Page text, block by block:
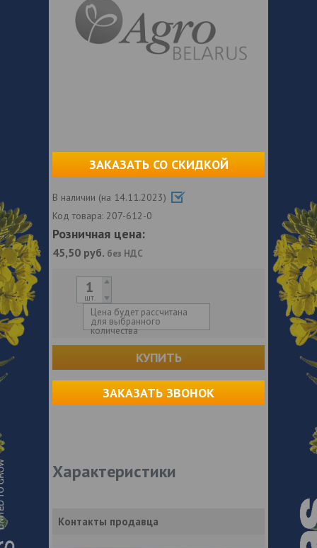
ЗАКАЗАТЬ СО СКИДКОЙ
В наличии (на 14.11.2023)
Код товара: 207-612-0
Розничная цена:
45,50 руб. без НДС
шт.
Цена будет рассчитана
для выбранного
количества
КУПИТЬ
ЗАКАЗАТЬ ЗВОНОК
Характеристики
Контакты продавца